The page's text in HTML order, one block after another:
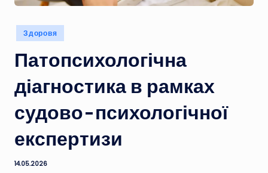
Опубліковано
у
Здоровя
Патопсихологічна
діагностика в рамках
судово-психологічної
експертизи
14.05.2026